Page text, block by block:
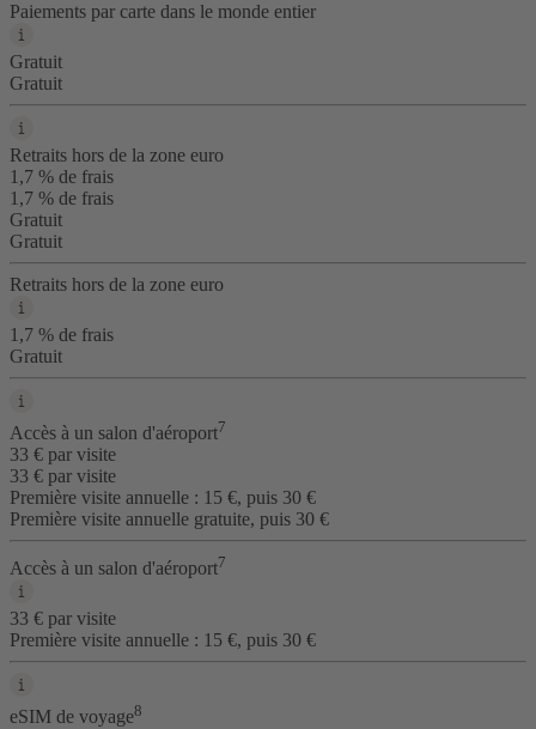
Paiements par carte dans le monde entier
Gratuit
Gratuit
Retraits hors de la zone euro
1,7 % de frais
1,7 % de frais
Gratuit
Gratuit
Retraits hors de la zone euro
1,7 % de frais
Gratuit
Accès à un salon d'aéroport7
33 € par visite
33 € par visite
Première visite annuelle : 15 €, puis 30 €
Première visite annuelle gratuite, puis 30 €
Accès à un salon d'aéroport7
33 € par visite
Première visite annuelle : 15 €, puis 30 €
eSIM de voyage8